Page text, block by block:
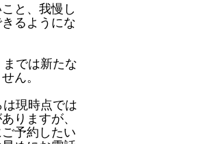
と、我慢し
るようにな
では新たな
ん。
現時点では
りますが、
予約したい